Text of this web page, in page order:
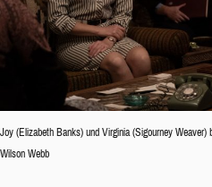
Joy (Elizabeth Banks) und Virginia (Sigourney
Wilson Webb